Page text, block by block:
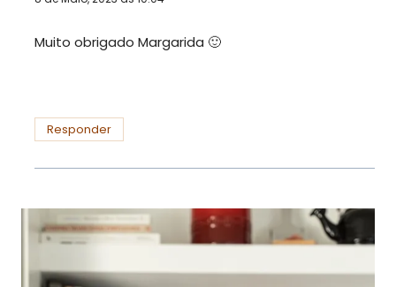
Muito obrigado Margarida 🙂
Responder